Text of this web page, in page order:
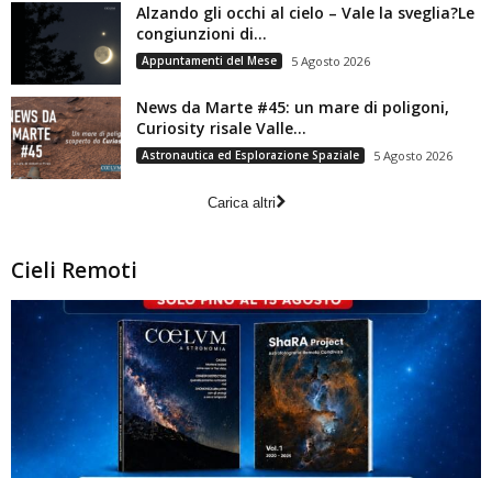
Alzando gli occhi al cielo – Vale la sveglia?Le
congiunzioni di...
Appuntamenti del Mese 5 Agosto 2026
News da Marte #45: un mare di poligoni,
Curiosity risale Valle...
Astronautica ed Esplorazione Spaziale 5 Agosto 2026
Carica altri
Cieli Remoti